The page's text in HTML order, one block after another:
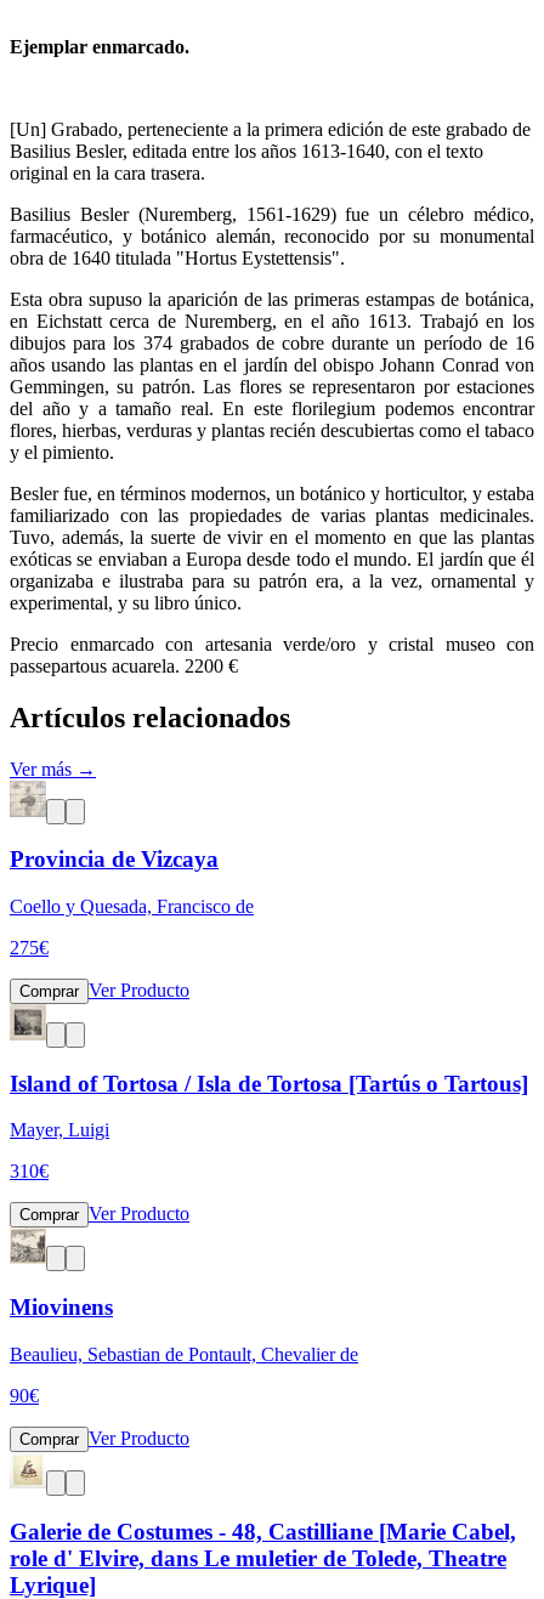
Ejemplar enmarcado.
[Un] Grabado, perteneciente a la primera edición de este grabado de
Basilius Besler, editada entre los años 1613-1640, con el texto
original en la cara trasera.
Basilius Besler (Nuremberg, 1561-1629) fue un célebro médico,
farmacéutico, y botánico alemán, reconocido por su monumental
obra de 1640 titulada "Hortus Eystettensis".
Esta obra supuso la aparición de las primeras estampas de botánica,
en Eichstatt cerca de Nuremberg, en el año 1613. Trabajó en los
dibujos para los 374 grabados de cobre durante un período de 16
años usando las plantas en el jardín del obispo Johann Conrad von
Gemmingen, su patrón. Las flores se representaron por estaciones
del año y a tamaño real. En este florilegium podemos encontrar
flores, hierbas, verduras y plantas recién descubiertas como el tabaco
y el pimiento.
Besler fue, en términos modernos, un botánico y horticultor, y estaba
familiarizado con las propiedades de varias plantas medicinales.
Tuvo, además, la suerte de vivir en el momento en que las plantas
exóticas se enviaban a Europa desde todo el mundo. El jardín que él
organizaba e ilustraba para su patrón era, a la vez, ornamental y
experimental, y su libro único.
Precio enmarcado con artesania verde/oro y cristal museo con
passepartous acuarela. 2200 €
Artículos relacionados
Ver más →
Provincia de Vizcaya
Coello y Quesada, Francisco de
275€
Comprar Ver Producto
Island of Tortosa / Isla de Tortosa [Tartús o Tartous]
Mayer, Luigi
310€
Comprar Ver Producto
Miovinens
Beaulieu, Sebastian de Pontault, Chevalier de
90€
Comprar Ver Producto
Galerie de Costumes - 48, Castilliane [Marie Cabel,
role d' Elvire, dans Le muletier de Tolede, Theatre
Lyrique]